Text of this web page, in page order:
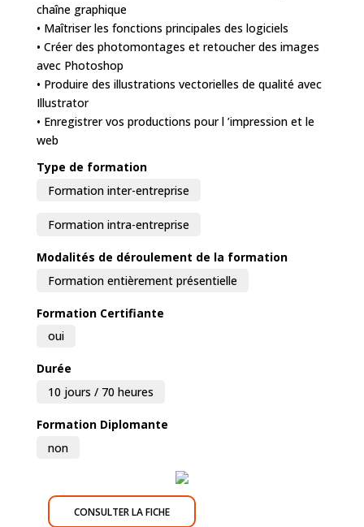
chaîne graphique
• Maîtriser les fonctions principales des logiciels
• Créer des photomontages et retoucher des images
avec Photoshop
• Produire des illustrations vectorielles de qualité avec
Illustrator
• Enregistrer vos productions pour l ’impression et le
web
Type de formation
Formation inter-entreprise
Formation intra-entreprise
Modalités de déroulement de la formation
Formation entièrement présentielle
Formation Certifiante
oui
Durée
10 jours / 70 heures
Formation Diplomante
non
CONSULTER LA FICHE